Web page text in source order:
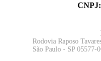
CNPJ:
Rodovia Raposo
São Paulo - SP 05577-